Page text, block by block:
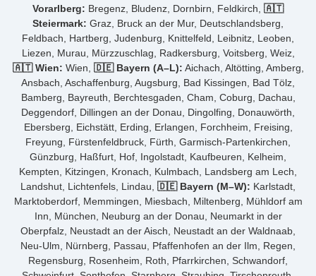
Vorarlberg: Bregenz, Bludenz, Dornbirn, Feldkirch, 🇦🇹
Steiermark: Graz, Bruck an der Mur, Deutschlandsberg,
Feldbach, Hartberg, Judenburg, Knittelfeld, Leibnitz, Leoben,
Liezen, Murau, Mürzzuschlag, Radkersburg, Voitsberg, Weiz,
🇦🇹 Wien: Wien, 🇩🇪 Bayern (A–L): Aichach, Altötting, Amberg,
Ansbach, Aschaffenburg, Augsburg, Bad Kissingen, Bad Tölz,
Bamberg, Bayreuth, Berchtesgaden, Cham, Coburg, Dachau,
Deggendorf, Dillingen an der Donau, Dingolfing, Donauwörth,
Ebersberg, Eichstätt, Erding, Erlangen, Forchheim, Freising,
Freyung, Fürstenfeldbruck, Fürth, Garmisch-Partenkirchen,
Günzburg, Haßfurt, Hof, Ingolstadt, Kaufbeuren, Kelheim,
Kempten, Kitzingen, Kronach, Kulmbach, Landsberg am Lech,
Landshut, Lichtenfels, Lindau, 🇩🇪 Bayern (M–W): Karlstadt,
Marktoberdorf, Memmingen, Miesbach, Miltenberg, Mühldorf am
Inn, München, Neuburg an der Donau, Neumarkt in der
Oberpfalz, Neustadt an der Aisch, Neustadt an der Waldnaab,
Neu-Ulm, Nürnberg, Passau, Pfaffenhofen an der Ilm, Regen,
Regensburg, Rosenheim, Roth, Pfarrkirchen, Schwandorf,